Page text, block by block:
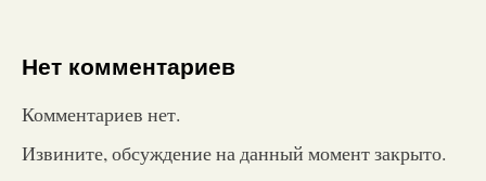
Нет комментариев
Комментариев нет.
Извините, обсуждение на данный момент закрыто.